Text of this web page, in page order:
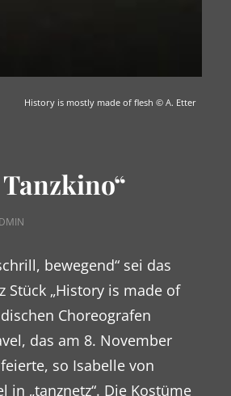
History is mostly made of flesh © A. Etter
bewegend“ sei das
Stück „History is made of
Choreografen
das am 8. November
so Isabelle von
in „tanznetz“. Die Kostüme